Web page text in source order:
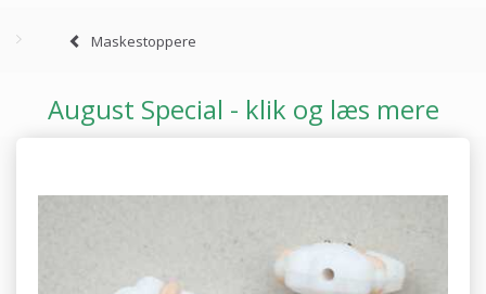
Maskestoppere
August Special - klik og læs mere